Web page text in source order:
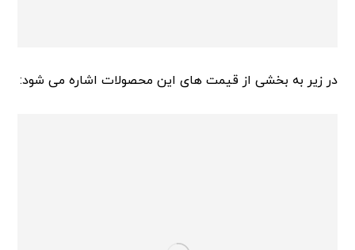
در زیر به بخشی از قیمت های این محصولات اشاره می شود: